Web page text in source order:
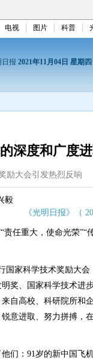
电视 图片 科普
日报 2021年11月04日 星期四
深度和广度
大会引发热烈反响
毅
《光明日报》（
任重大，使命光荣”“
家科学技术奖励大会
奖、国家科学技术进
自高校、科研院所和
意进取、努力拼搏，
：91岁的新中国飞